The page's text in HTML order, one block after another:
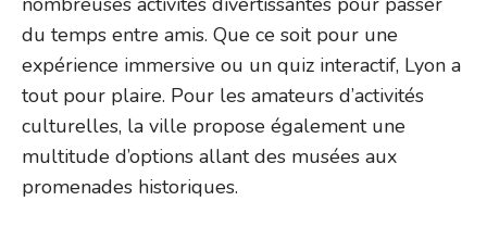
du temps entre amis. Que ce soit pour une
expérience immersive ou un quiz interactif, Lyon a
tout pour plaire. Pour les amateurs d’activités
culturelles, la ville propose également une
multitude d’options allant des musées aux
promenades historiques.